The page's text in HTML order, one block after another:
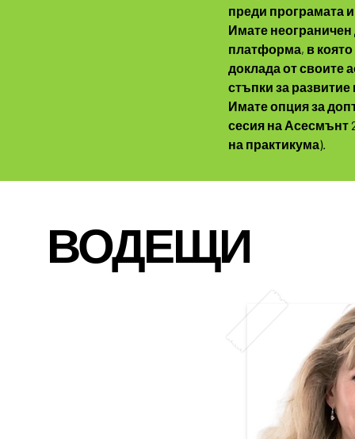
преди програмата
Имате
платформа, в
доклада от своите
стъпки за
Имате опция за
сесия на Асесмънт
на практикума).
ВОДЕЩИ